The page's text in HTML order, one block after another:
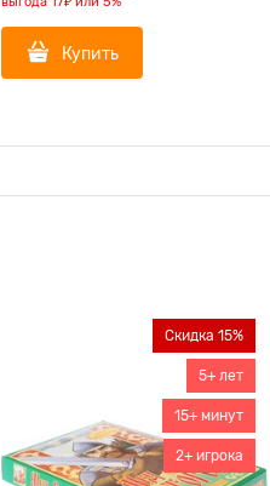
Купить
Скидка 15%
5+ лет
15+ минут
2+ игрока